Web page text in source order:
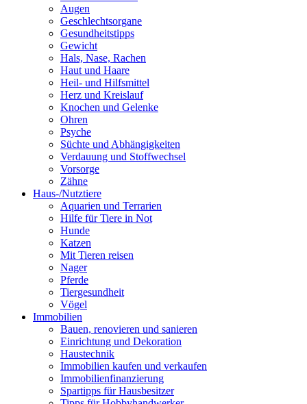
Augen
Geschlechtsorgane
Gesundheitstipps
Gewicht
Hals, Nase, Rachen
Haut und Haare
Heil- und Hilfsmittel
Herz und Kreislauf
Knochen und Gelenke
Ohren
Psyche
Süchte und Abhängigkeiten
Verdauung und Stoffwechsel
Vorsorge
Zähne
Haus-/Nutztiere
Aquarien und Terrarien
Hilfe für Tiere in Not
Hunde
Katzen
Mit Tieren reisen
Nager
Pferde
Tiergesundheit
Vögel
Immobilien
Bauen, renovieren und sanieren
Einrichtung und Dekoration
Haustechnik
Immobilien kaufen und verkaufen
Immobilienfinanzierung
Spartipps für Hausbesitzer